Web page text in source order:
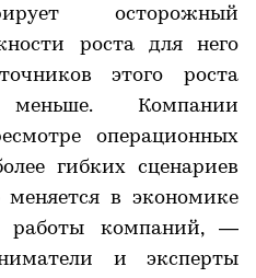
осторожный
роста для него
этого роста
Компании
операционных
гибких сценариев
в экономике
работы компаний, —
и эксперты